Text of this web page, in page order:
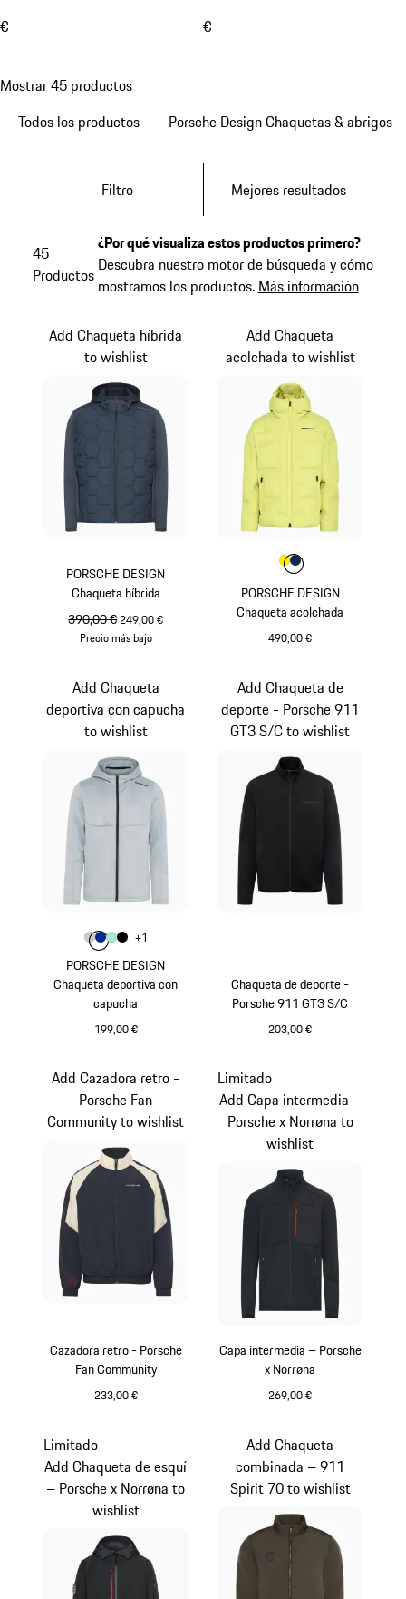
€ €
Mostrar 45 productos
Todos los productos
Porsche Design Chaquetas & abrigos
Filtro Mejores resultados
45
Productos
¿Por qué visualiza estos productos primero?
Descubra nuestro motor de búsqueda y cómo
mostramos los productos. Más información
PORSCHE DESIGN
Chaqueta híbrida
precio original
390,00 €precio de venta
249,00 €
Precio más bajo
Add Chaqueta híbrida
to wishlist
PORSCHE DESIGN
Chaqueta acolchada
490,00 €
Add Chaqueta
acolchada to wishlist
Color
ColorColor
PORSCHE DESIGN
Chaqueta deportiva con
capucha
199,00 €
Add Chaqueta
deportiva con capucha
to wishlist
Color
ColorGris Claro
Color Azul
ColorVerde Menta
Color
+1
Chaqueta de deporte -
Porsche 911 GT3 S/C
203,00 €
Add Chaqueta de
deporte - Porsche 911
GT3 S/C to wishlist
Cazadora retro - Porsche
Fan Community
233,00 €
Add Cazadora retro -
Porsche Fan
Community to wishlist
Capa intermedia – Porsche
x Norrøna
269,00 €
Limitado
Add Capa intermedia –
Porsche x Norrøna to
wishlist
Limitado
Add Chaqueta de esquí
– Porsche x Norrøna to
wishlist
Add Chaqueta
combinada – 911
Spirit 70 to wishlist